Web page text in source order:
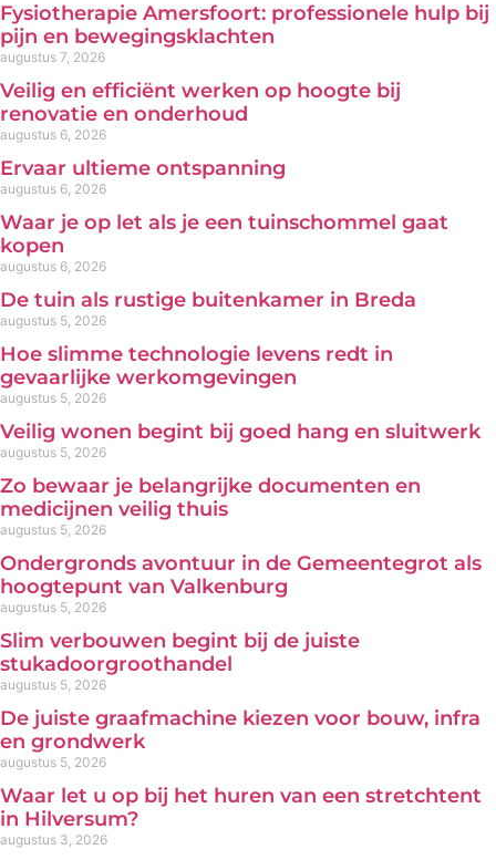
Fysiotherapie Amersfoort: professionele hulp bij
pijn en bewegingsklachten
augustus 7, 2026
Veilig en efficiënt werken op hoogte bij
renovatie en onderhoud
augustus 6, 2026
Ervaar ultieme ontspanning
augustus 6, 2026
Waar je op let als je een tuinschommel gaat
kopen
augustus 6, 2026
De tuin als rustige buitenkamer in Breda
augustus 5, 2026
Hoe slimme technologie levens redt in
gevaarlijke werkomgevingen
augustus 5, 2026
Veilig wonen begint bij goed hang en sluitwerk
augustus 5, 2026
Zo bewaar je belangrijke documenten en
medicijnen veilig thuis
augustus 5, 2026
Ondergronds avontuur in de Gemeentegrot als
hoogtepunt van Valkenburg
augustus 5, 2026
Slim verbouwen begint bij de juiste
stukadoorgroothandel
augustus 5, 2026
De juiste graafmachine kiezen voor bouw, infra
en grondwerk
augustus 5, 2026
Waar let u op bij het huren van een stretchtent
in Hilversum?
augustus 3, 2026